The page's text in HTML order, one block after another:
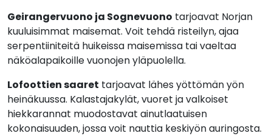
Geirangervuono ja Sognevuono tarjoavat Norjan
kuuluisimmat maisemat. Voit tehdä risteilyn, ajaa
serpentiiniteitä huikeissa maisemissa tai vaeltaa
näköalapaikoille vuonojen yläpuolella.
Lofoottien saaret tarjoavat lähes yöttömän yön
heinäkuussa. Kalastajakylät, vuoret ja valkoiset
hiekkarannat muodostavat ainutlaatuisen
kokonaisuuden, jossa voit nauttia keskiyön auringosta.